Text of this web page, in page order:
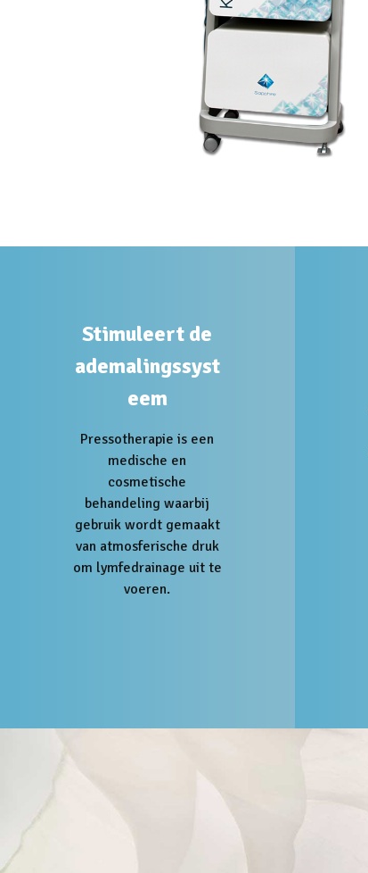
Stimuleert de
ademalingssyst
eem
Pressotherapie is een
medische en
cosmetische
behandeling waarbij
gebruik wordt gemaakt
van atmosferische druk
om lymfedrainage uit te
voeren.